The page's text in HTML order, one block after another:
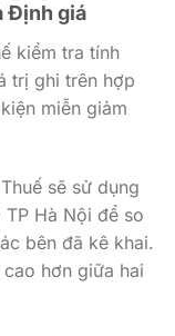
Định giá
kiểm tra tính
trị ghi trên hợp
miễn giảm
sẽ sử dụng
TP Hà Nội để so
bên đã kê khai.
hơn giữa hai